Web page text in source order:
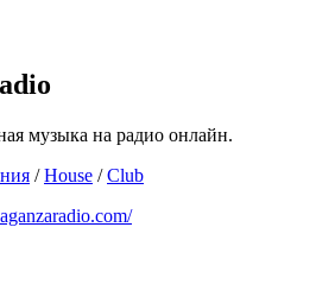
музыка на радио онлайн.
/House /Club